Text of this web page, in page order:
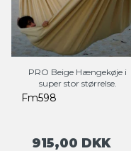
PRO Beige Hængekøje i
super stor størrelse.
Fm598
915,00 DKK